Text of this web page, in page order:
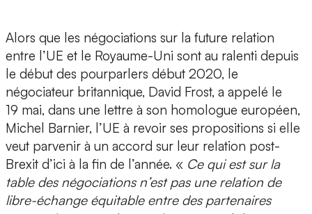
Alors que les négociations sur la future relation
entre l’UE et le Royaume-Uni sont au ralenti depuis
le début des pourparlers début 2020, le
négociateur britannique, David Frost, a appelé le
19 mai, dans une lettre à son homologue européen,
Michel Barnier, l’UE à revoir ses propositions si elle
veut parvenir à un accord sur leur relation post-
Brexit d’ici à la fin de l’année. « Ce qui est sur la
table des négociations n’est pas une relation de
libre-échange équitable entre des partenaires